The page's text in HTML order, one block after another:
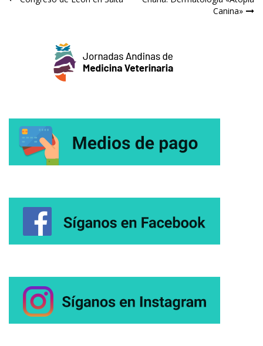
entradas
Canina»